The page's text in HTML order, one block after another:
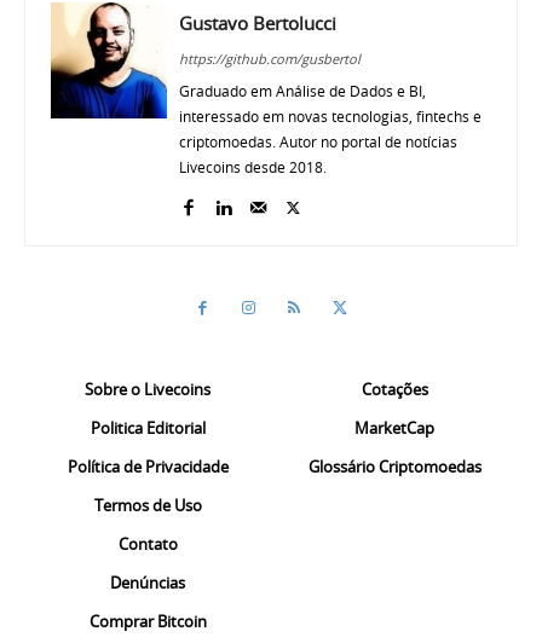
Gustavo Bertolucci
https://github.com/gusbertol
Graduado em Análise de Dados e BI,
interessado em novas tecnologias, fintechs e
criptomoedas. Autor no portal de notícias
Livecoins desde 2018.
Sobre o Livecoins
Politica Editorial
Política de Privacidade
Termos de Uso
Contato
Denúncias
Comprar Bitcoin
Cotações
MarketCap
Glossário Criptomoedas